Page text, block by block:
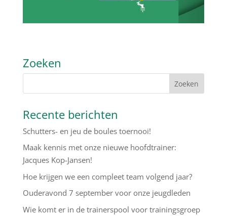
Zoeken
Recente berichten
Schutters- en jeu de boules toernooi!
Maak kennis met onze nieuwe hoofdtrainer:
Jacques Kop-Jansen!
Hoe krijgen we een compleet team volgend jaar?
Ouderavond 7 september voor onze jeugdleden
Wie komt er in de trainerspool voor trainingsgroep